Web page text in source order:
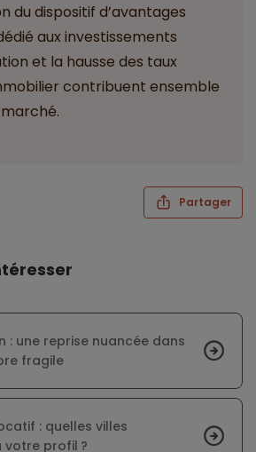
du dispositif d’avantages
aux investissements
et la hausse des taux
contribuent ensemble
Partager
: une reprise nuancée dans
fragile
: quelles villes
profil ?